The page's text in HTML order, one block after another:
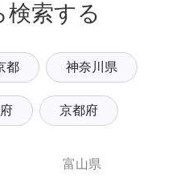
検索する
都 神奈川県
京都府
富山県